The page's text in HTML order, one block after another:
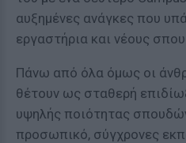
αυξημένες ανάγκες που
εργαστήρια και νέους
Πάνω από όλα όμως οι
θέτουν ως σταθερή
υψηλής ποιότητας
προσωπικό, σύγχρονες